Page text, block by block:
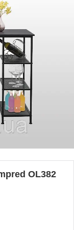
OL382